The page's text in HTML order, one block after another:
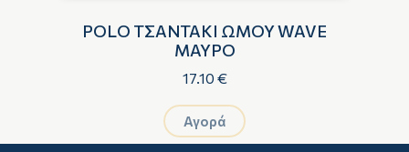
POLO ΤΣΑΝΤΑΚΙ ΩΜΟΥ WAVE
ΜΑΥΡΟ
17.10 €
Αγορά